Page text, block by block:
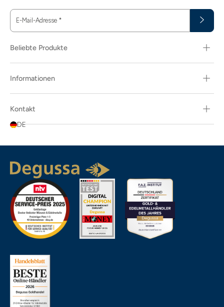
E-Mail-Adresse *
Beliebte Produkte
Informationen
Kontakt
DE